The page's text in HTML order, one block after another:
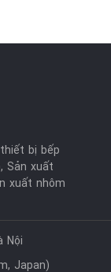
bị bếp
Sản xuất
xuất nhôm
Nội
Japan)